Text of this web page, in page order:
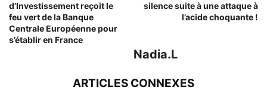
d’Investissement reçoit le
feu vert de la Banque
Centrale Européenne pour
s’établir en France
silence suite à une attaque à
l’acide choquante !
Nadia.L
ARTICLES CONNEXES